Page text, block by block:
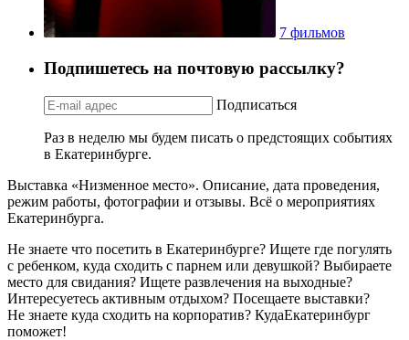
7 фильмов
Подпишетесь на почтовую рассылку?
Подписаться
Раз в неделю мы будем писать о предстоящих событиях
в Екатеринбурге.
Выставка «Низменное место». Описание, дата проведения,
режим работы, фотографии и отзывы. Всё о мероприятиях
Екатеринбурга.
Не знаете что посетить в Екатеринбурге? Ищете где погулять
с ребенком, куда сходить с парнем или девушкой? Выбираете
место для свидания? Ищете развлечения на выходные?
Интересуетесь активным отдыхом? Посещаете выставки?
Не знаете куда сходить на корпоратив? КудаЕкатеринбург
поможет!